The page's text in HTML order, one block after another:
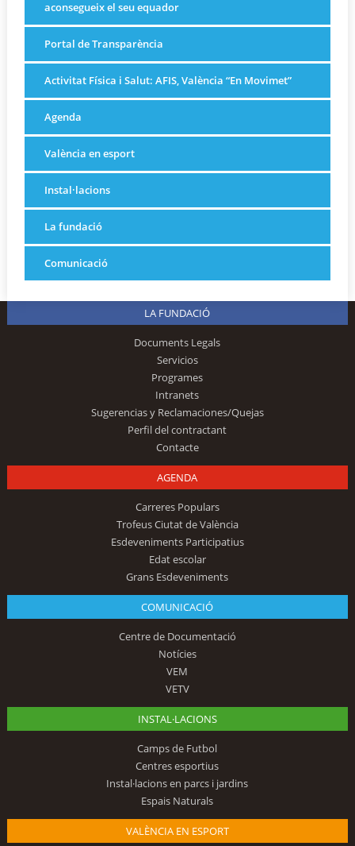
aconsegueix el seu equador
Portal de Transparència
Activitat Física i Salut: AFIS, València “En Movimet”
Agenda
València en esport
Instal·lacions
La fundació
Comunicació
LA FUNDACIÓ
Documents Legals
Servicios
Programes
Intranets
Sugerencias y Reclamaciones/Quejas
Perfil del contractant
Contacte
AGENDA
Carreres Populars
Trofeus Ciutat de València
Esdeveniments Participatius
Edat escolar
Grans Esdeveniments
COMUNICACIÓ
Centre de Documentació
Notícies
VEM
VETV
INSTAL·LACIONS
Camps de Futbol
Centres esportius
Instal·lacions en parcs i jardins
Espais Naturals
VALÈNCIA EN ESPORT